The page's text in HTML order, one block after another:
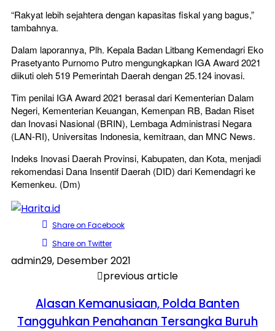
“Rakyat lebih sejahtera dengan kapasitas fiskal yang bagus,”
tambahnya.
Dalam laporannya, Plh. Kepala Badan Litbang Kemendagri Eko
Prasetyanto Purnomo Putro mengungkapkan IGA Award 2021
diikuti oleh 519 Pemerintah Daerah dengan 25.124 inovasi.
Tim penilai IGA Award 2021 berasal dari Kementerian Dalam
Negeri, Kementerian Keuangan, Kemenpan RB, Badan Riset
dan Inovasi Nasional (BRIN), Lembaga Administrasi Negara
(LAN-RI), Universitas Indonesia, kemitraan, dan MNC News.
Indeks Inovasi Daerah Provinsi, Kabupaten, dan Kota, menjadi
rekomendasi Dana Insentif Daerah (DID) dari Kemendagri ke
Kemenkeu. (Dm)
Share on Facebook
Share on Twitter
admin29, Desember 2021
previous article
Alasan Kemanusiaan, Polda Banten
Tangguhkan Penahanan Tersangka Buruh